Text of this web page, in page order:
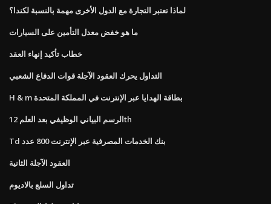
لماذا تعتبر التجارة مع الدول الأخرى مهمة بالنسبة لكندا؟
ما هو خفض معدل التأمين على السيارات
خطاب تأكيد إنهاء العقد
التداول يحرك العقود الآجلة قوات الدفاع الشعبي
H & m بطاقة الهدايا عبر الإنترنت في المملكة المتحدة
الرسم البياني الوظيفي بعد العلم 12th
Td بنك الخدمات المصرفية عبر الإنترنت 800 عدد
العقود الآجلة الثانية
تداول السلع بالاديوم